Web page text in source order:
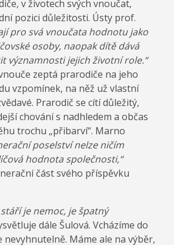
v životech svých vnoučat,
pozici důležitosti. Ústy prof.
pro svá vnoučata hodnotu jako
osoby, naopak dítě dává
významnosti jejich životní role.“
zeptá prarodiče na jeho
vzpomínek, na něž už vlastní
Prarodič se cítí důležitý,
chování s nadhledem a občas
trochu „přibarví“. Marno
poselství nelze ničím
hodnota společnosti,“
část svého příspěvku
je nemoc, je špatný
dále Šulová. Vcházíme do
nevyhnutelně. Máme ale na výběr,